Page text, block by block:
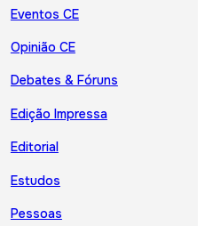
Eventos CE
Opinião CE
Debates & Fóruns
Edição Impressa
Editorial
Estudos
Pessoas